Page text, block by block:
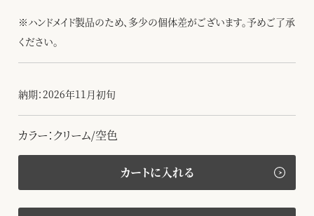
※ハンドメイド製品のため、多少の個体差がございます。予めご了承
ください。
納期：2026年11月初旬
カラー：クリーム/空色
カートに入れる